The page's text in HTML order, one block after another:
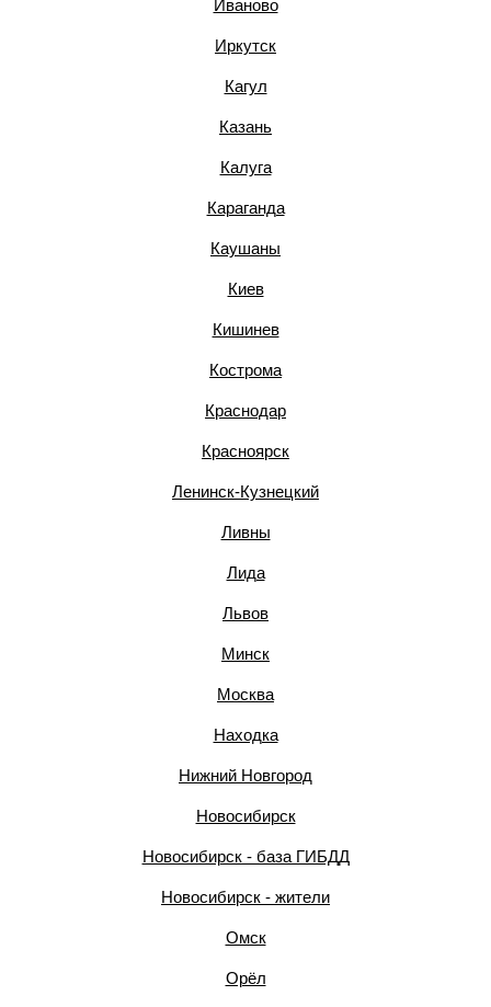
Иваново
Иркутск
Кагул
Казань
Калуга
Караганда
Каушаны
Киев
Кишинев
Кострома
Краснодар
Красноярск
Ленинск-Кузнецкий
Ливны
Лида
Львов
Минск
Москва
Находка
Нижний Новгород
Новосибирск
Новосибирск - база ГИБДД
Новосибирск - жители
Омск
Орёл